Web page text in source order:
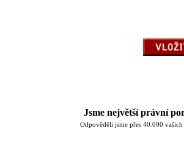
Jsme největší právní
Odpověděli jsme přes 40.000